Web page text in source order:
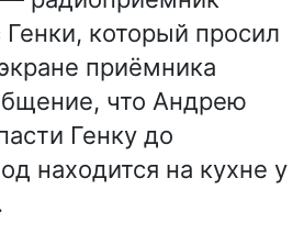
Генки, который просил
приёмника
что Андрею
Генку до
находится на кухне у